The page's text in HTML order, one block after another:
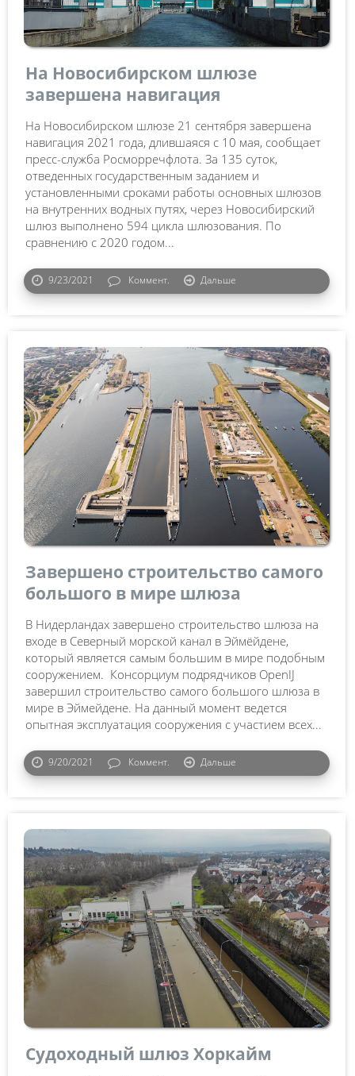
На Новосибирском шлюзе
завершена навигация
На Новосибирском шлюзе 21 сентября завершена
навигация 2021 года, длившаяся с 10 мая, сообщает
пресс-служба Росморречфлота. За 135 суток,
отведенных государственным заданием и
установленными сроками работы основных шлюзов
на внутренних водных путях, через Новосибирский
шлюз выполнено 594 цикла шлюзования. По
сравнению с 2020 годом...
9/23/2021 Коммент. Дальше
Завершено строительство самого
большого в мире шлюза
В Нидерландах завершено строительство шлюза на
входе в Северный морской канал в Эймёйдене,
который является самым большим в мире подобным
сооружением. Консорциум подрядчиков OpenIJ
завершил строительство самого большого шлюза в
мире в Эймейдене. На данный момент ведется
опытная эксплуатация сооружения с участием всех...
9/20/2021 Коммент. Дальше
Судоходный шлюз Хоркайм